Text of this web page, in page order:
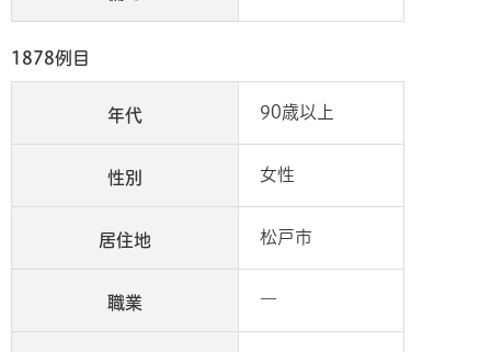
1878例目
年代 90歳以上
性別 女性
居住地 松戸市
職業 ―